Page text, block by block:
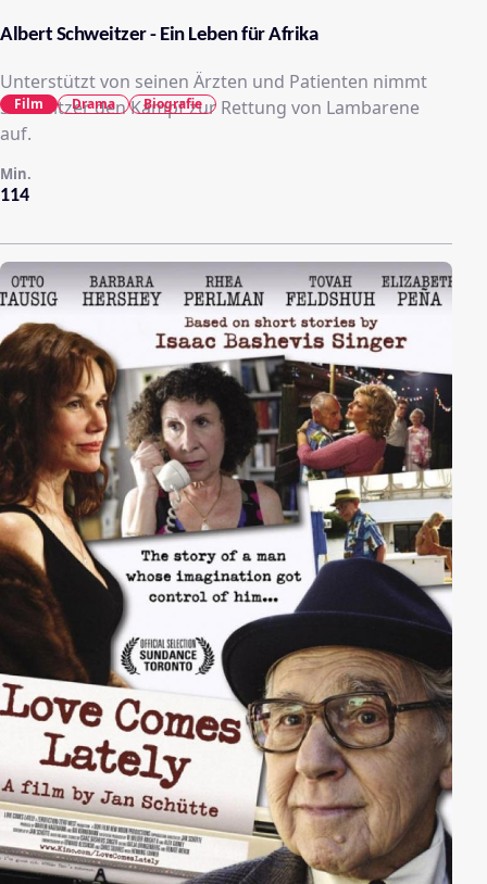
Albert Schweitzer - Ein Leben für Afrika
Unterstützt von seinen Ärzten und Patienten nimmt
Schweitzer den Kampf zur Rettung von Lambarene
auf.
114
Min.
Film Drama Biografie